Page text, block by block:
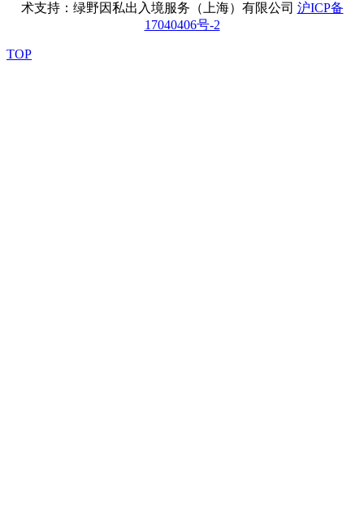
术支持：绿野因私出入境服务（上海）有限公司 沪ICP备
17040406号-2
TOP